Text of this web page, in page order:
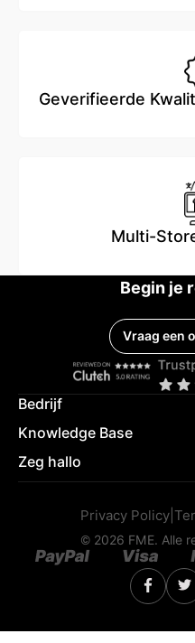
Geverifieerde
Multi-
Begin je
Vraag een
Bedrijf
Knowledge Base
Zeg hallo
Privacy Policy
© 2026 FME. Alle